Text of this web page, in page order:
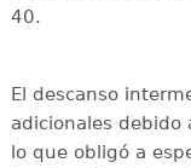
40.
El descanso
adicionales debido
lo que obligó a